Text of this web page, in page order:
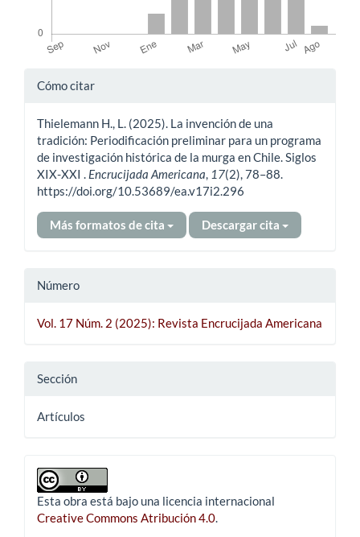
Detalles
artículo
Cómo citar
Thielemann H., L. (2025). La invención de una
tradición: Periodificación preliminar para un programa
de investigación histórica de la murga en Chile. Siglos
XIX-XXI . Encrucijada Americana, 17(2), 78–88.
https://doi.org/10.53689/ea.v17i2.296
Más formatos de cita Descargar cita
Número
Vol. 17 Núm. 2 (2025): Revista Encrucijada Americana
Sección
Artículos
Esta obra está bajo una licencia internacional
Creative Commons Atribución 4.0.